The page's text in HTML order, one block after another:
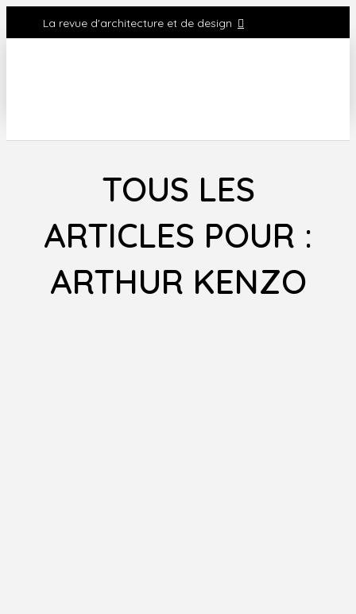
La revue d'architecture et de design
TOUS LES
ARTICLES POUR :
ARTHUR KENZO